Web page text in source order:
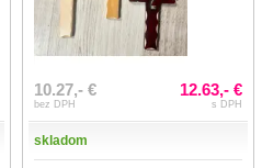
10.27,- €
bez DPH
12.63,- €
s DPH
skladom